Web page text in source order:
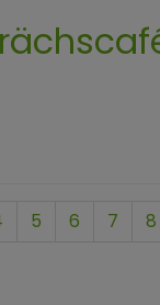
Seite
5 Seite
6 Seite
7 8